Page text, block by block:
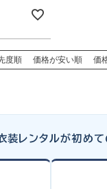
度順 価格が安い順 価
装レンタルが初めて